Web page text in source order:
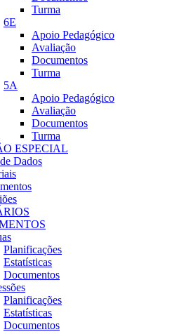
Turma
6E
Apoio Pedagógico
Avaliação
Documentos
Turma
5A
Apoio Pedagógico
Avaliação
Documentos
Turma
ESPECIAL
Dados
Planificações
Estatísticas
Documentos
Planificações
Estatí­sticas
Documentos